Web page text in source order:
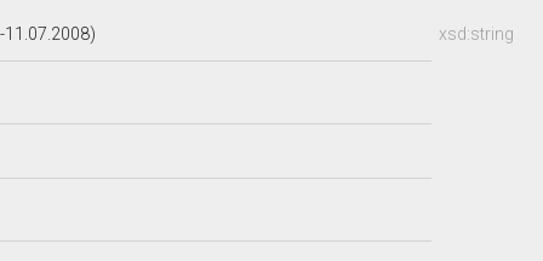
xsd:string
11.07.2008)